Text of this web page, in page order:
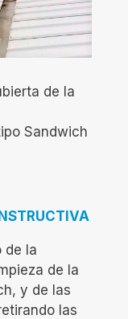
de la
Sandwich
de la
de la
y de las
las